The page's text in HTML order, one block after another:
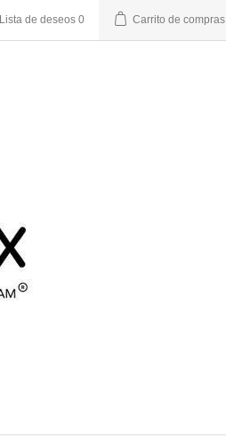
Lista de deseos 0 Carrito de compras